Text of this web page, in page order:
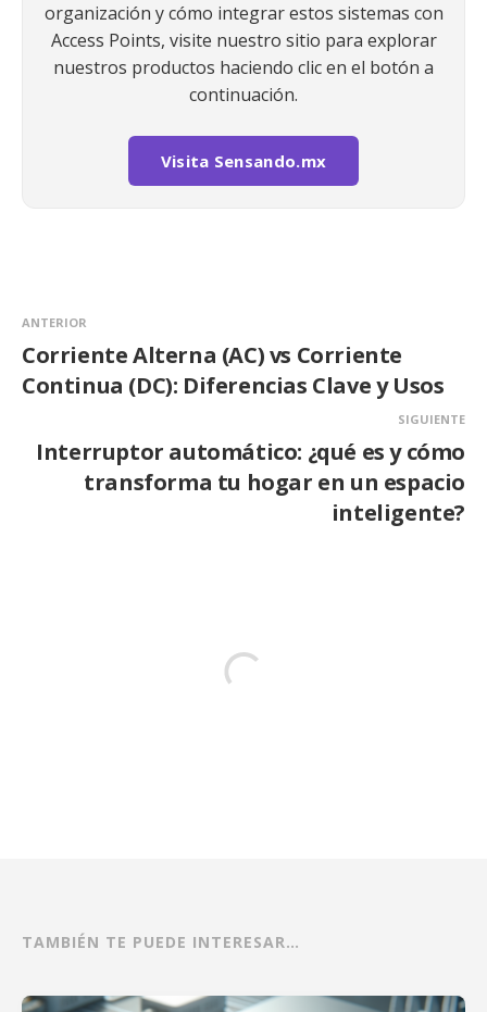
organización y cómo integrar estos sistemas con
Access Points, visite nuestro sitio para explorar
nuestros productos haciendo clic en el botón a
continuación.
Visita Sensando.mx
ANTERIOR
Corriente Alterna (AC) vs Corriente
Continua (DC): Diferencias Clave y Usos
SIGUIENTE
Interruptor automático: ¿qué es y cómo
transforma tu hogar en un espacio
inteligente?
TAMBIÉN TE PUEDE INTERESAR…